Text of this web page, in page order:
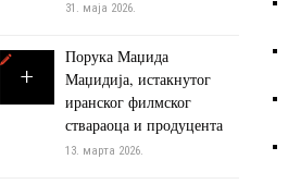
31. маја 2026.
Порука Маџида
Маџидија, истакнутог
иранског филмског
ствараоца и продуцента
13. марта 2026.